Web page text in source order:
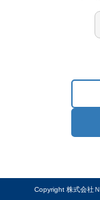
Copyright 株式会社